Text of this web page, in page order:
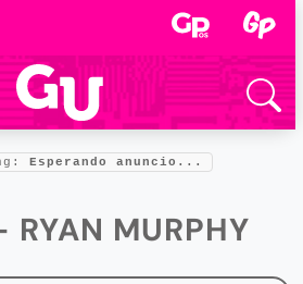
Esperando anuncio...
RYAN MURPHY